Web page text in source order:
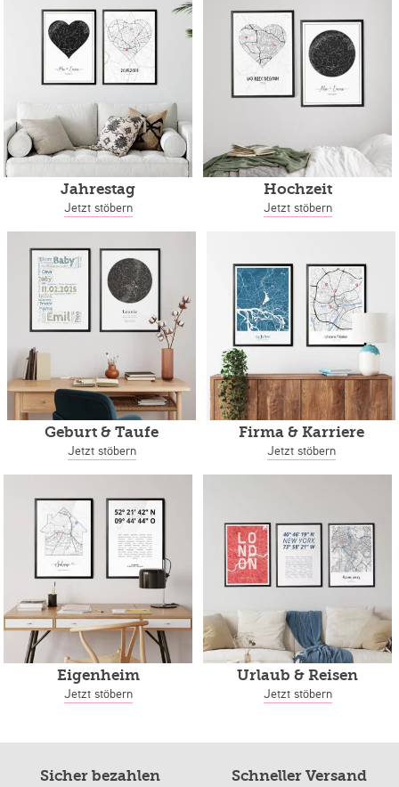
Jahrestag
Jetzt stöbern
Hochzeit
Jetzt stöbern
Geburt & Taufe
Jetzt stöbern
Firma & Karriere
Jetzt stöbern
Eigenheim
Jetzt stöbern
Urlaub & Reisen
Jetzt stöbern
Sicher bezahlen Schneller Versand